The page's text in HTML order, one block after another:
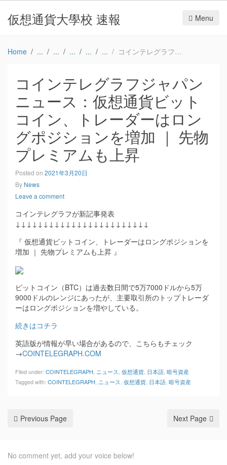
仮想通貨大學校 速報 Menu
Home コインテレグラフジャパンニュース：仮想通貨ビットコイン、トレーダーはロングポジションを増加 ｜ 先物プレミアムも上昇
コインテレグラフジャパン
ニュース：仮想通貨ビット
コイン、トレーダーはロン
グポジションを増加 ｜ 先物
プレミアムも上昇
Posted on 2021年3月20日
By News
Leave a comment
コインテレグラフが新記事発表
↓↓↓↓↓↓↓↓↓↓↓↓↓↓↓↓↓↓↓↓↓↓↓↓
『 仮想通貨ビットコイン、トレーダーはロングポジションを
増加 ｜ 先物プレミアムも上昇 』
ビットコイン（BTC）は過去数日間で5万7000ドルから5万
9000ドルのレンジにあったが、主要取引所のトップトレーダ
ーはロングポジションを増やしている。
続きはコチラ
英語版が情報が早い場合があるので、こちらもチェック
→COINTELEGRAPH.COM
Filed under: COINTELEGRAPH, ニュース, 仮想通貨, 日本語, 暗号資産
Tagged with: COINTELEGRAPH, ニュース, 仮想通貨, 日本語, 暗号資産
Previous Page Next Page
No comment yet, add your voice below!